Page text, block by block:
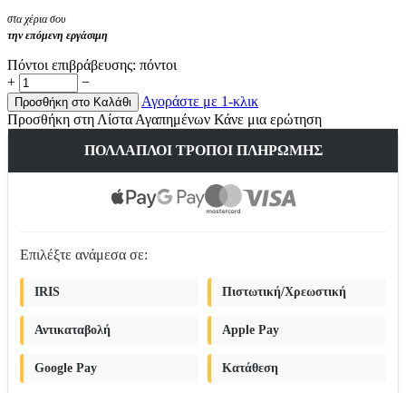
στα χέρια σου
την επόμενη εργάσιμη
Πόντοι επιβράβευσης: πόντοι
+
−
Προσθήκη στο Καλάθι
Αγοράστε με 1-κλικ
Προσθήκη στη Λίστα Αγαπημένων Κάνε μια ερώτηση
ΠΟΛΛΑΠΛΟΊ ΤΡΌΠΟΙ ΠΛΗΡΩΜΉΣ
Επιλέξτε ανάμεσα σε:
IRIS Πιστωτική/Χρεωστική
Αντικαταβολή Apple Pay
Google Pay Κατάθεση